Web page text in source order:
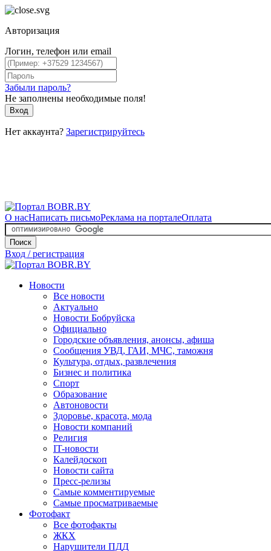
Авторизация
Логин, телефон или email
Забыли пароль?
Не заполнены необходимые поля!
Вход
Нет аккаунта? Зарегистрируйтесь
О насНаписать письмоРеклама на порталеОплата
Поиск
Вход / регистрация
Новости
Все новости
Актуально
Новости Бобруйска
Официально
Городские объявления, анонсы, афиша
Сообщения УВД, ГАИ, МЧС, таможня
Культура, отдых, развлечения
Бизнес и политика
Спорт
Образование
Автоновости
Здоровье, красота, мода
Новости компаний
Религия
IT-новости
Калейдоскоп
Новости сайта
Пресс-релизы
Самые комментируемые
Самые просматриваемые
Фотофакт
Все фотофакты
ЖКХ
Нарушители ПДД